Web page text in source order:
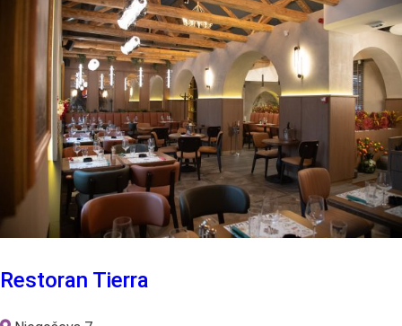
Restoran Tierra